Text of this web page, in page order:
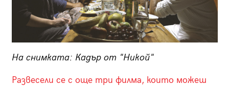
На снимката: Кадър от "Никой"
Развесели се с още три филма, които можеш